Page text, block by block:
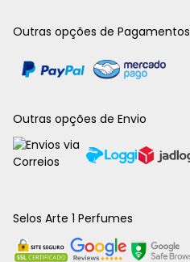
Outras opções de Pagamentos
Outras opções de Envio
Selos Arte 1 Perfumes